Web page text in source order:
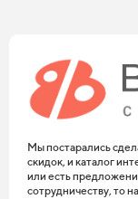
Мы постарались
скидок, и каталог
или есть
сотрудничеству, то